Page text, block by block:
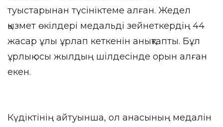
туыстарынан түсініктеме алған. Жедел
қызмет өкілдері медальді зейнеткердің 44
жасар ұлы ұрлап кеткенін анықтапты. Бұл
ұрлық осы жылдың шілдесінде орын алған
екен.
Күдіктінің айтуынша, ол анасының медалін